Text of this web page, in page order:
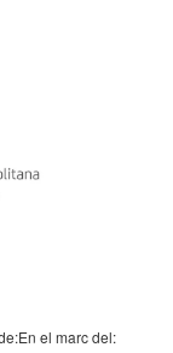
En el marc del: